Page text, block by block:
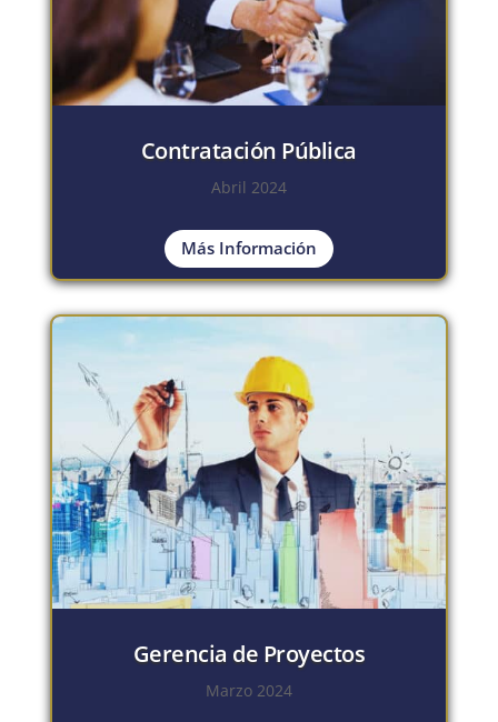
Contratación Pública
Abril 2024
Más Información
Gerencia de Proyectos
Marzo 2024